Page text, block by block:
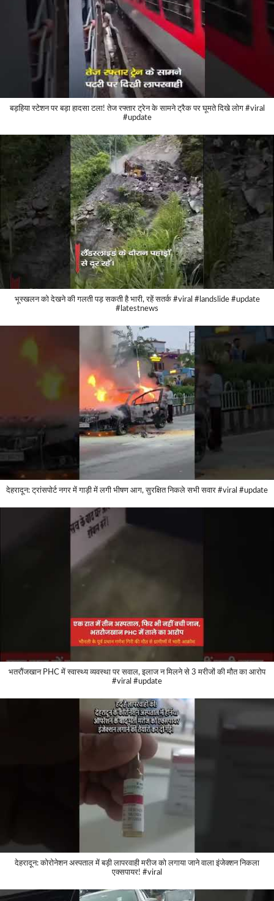
बड़हिया स्टेशन पर बड़ा हादसा टला! तेज रफ्तार ट्रेन के सामने ट्रैक पर घूमते दिखे लोग #viral
#update
भूस्खलन को देखने की गलती पड़ सकती है भारी, रहें सतर्क #viral #landslide #update
#latestnews
देहरादून: ट्रांसपोर्ट नगर में गाड़ी में लगी भीषण आग, सुरक्षित निकले सभी सवार #viral #update
भतरौंजखान PHC में स्वास्थ्य व्यवस्था पर सवाल, इलाज न मिलने से 3 मरीजों की मौत का आरोप
#viral #update
देहरादून: कोरोनेशन अस्पताल में बड़ी लापरवाही मरीज को लगाया जाने वाला इंजेक्शन निकला
एक्सपायर! #viral